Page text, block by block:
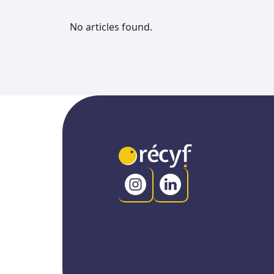
No articles found.